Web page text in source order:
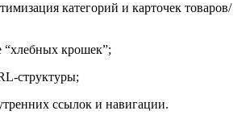
категорий и карточек товаров/
“хлебных крошек”;
структуры;
ссылок и навигации.